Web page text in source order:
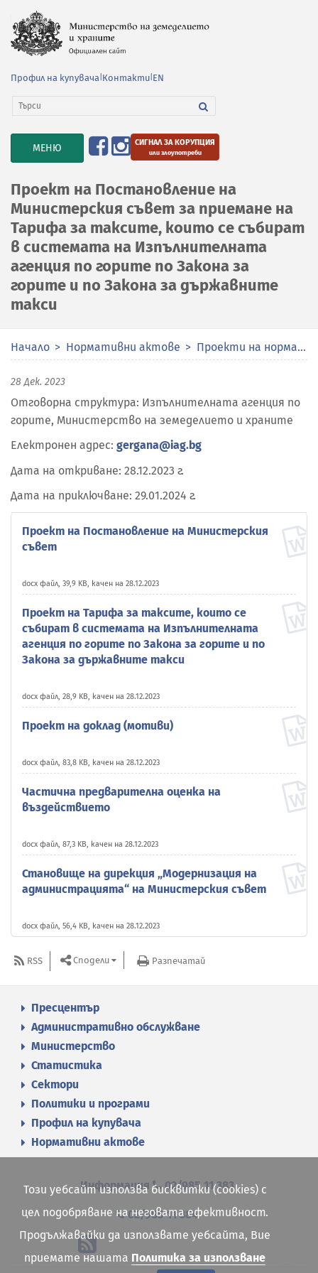
Профил на купувача Контакти EN
TOGGLE
NAVIGATION
МЕНЮ СИГНАЛ ЗА КОРУПЦИЯ
или злоупотреби
Проект на Постановление на
Министерския съвет за приемане на
Тарифа за таксите, които се събират
в системата на Изпълнителната
агенция по горите по Закона за
горите и по Закона за държавните
такси
Начало Нормативни актове Проекти на нормативни актове
28 Дек. 2023
Отговорна структура: Изпълнителната агенция по
горите, Министерство на земеделието и храните
Електронен адрес: gergana@iag.bg
Дата на откриване: 28.12.2023 г.
Дата на приключване: 29.01.2024 г.
Проект на Постановление на Министерския
съвет
docx файл, 39,9 KB, качен на 28.12.2023
Проект на Тарифа за таксите, които се
събират в системата на Изпълнителната
агенция по горите по Закона за горите и по
Закона за държавните такси
docx файл, 28,9 KB, качен на 28.12.2023
Проект на доклад (мотиви)
docx файл, 83,8 KB, качен на 28.12.2023
Частична предварителна оценка на
въздействието
docx файл, 87,3 KB, качен на 28.12.2023
Становище на дирекция „Модернизация на
администрацията“ на Министерския съвет
docx файл, 56,4 KB, качен на 28.12.2023
RSS Сподели Разпечатай
Пресцентър
Административно обслужване
Министерство
Статистика
Сектори
Политики и програми
Профил на купувача
Нормативни актове
Информация 02/985 11 383
02/985 11 384
Този уебсайт използва бисквитки (cookies) с
цел подобряване на неговата ефективност.
Продължавайки да използвате уебсайта, Вие
приемате нашата Политика за използване